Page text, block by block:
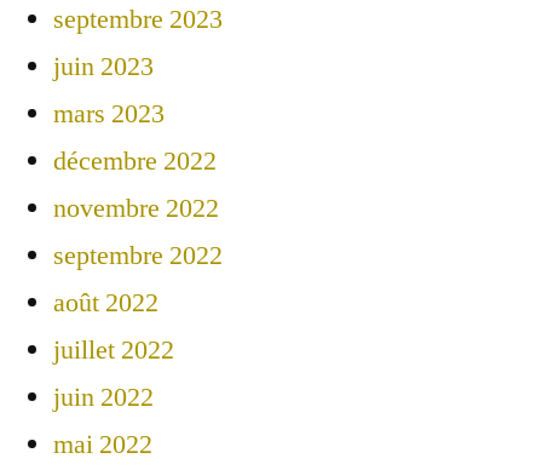
septembre 2023
juin 2023
mars 2023
décembre 2022
novembre 2022
septembre 2022
août 2022
juillet 2022
juin 2022
mai 2022